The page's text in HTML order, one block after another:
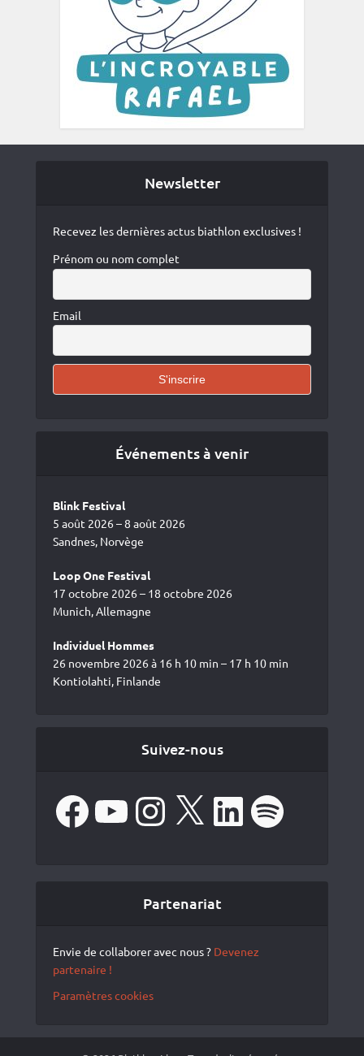
Newsletter
Recevez les dernières actus biathlon exclusives !
Prénom ou nom complet
Email
Événements à venir
Blink Festival
5 août 2026 – 8 août 2026
Sandnes, Norvège
Loop One Festival
17 octobre 2026 – 18 octobre 2026
Munich, Allemagne
Individuel Hommes
26 novembre 2026 à 16 h 10 min – 17 h 10 min
Kontiolahti, Finlande
Suivez-nous
FacebookYouTube Instagram LinkedIn Spotify
Partenariat
Envie de collaborer avec nous ? Devenez
partenaire !
Paramètres cookies